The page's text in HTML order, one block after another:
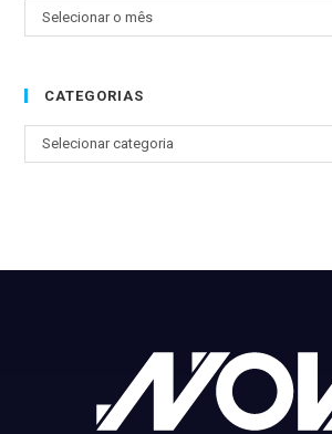
Selecionar o mês
CATEGORIAS
Selecionar categoria